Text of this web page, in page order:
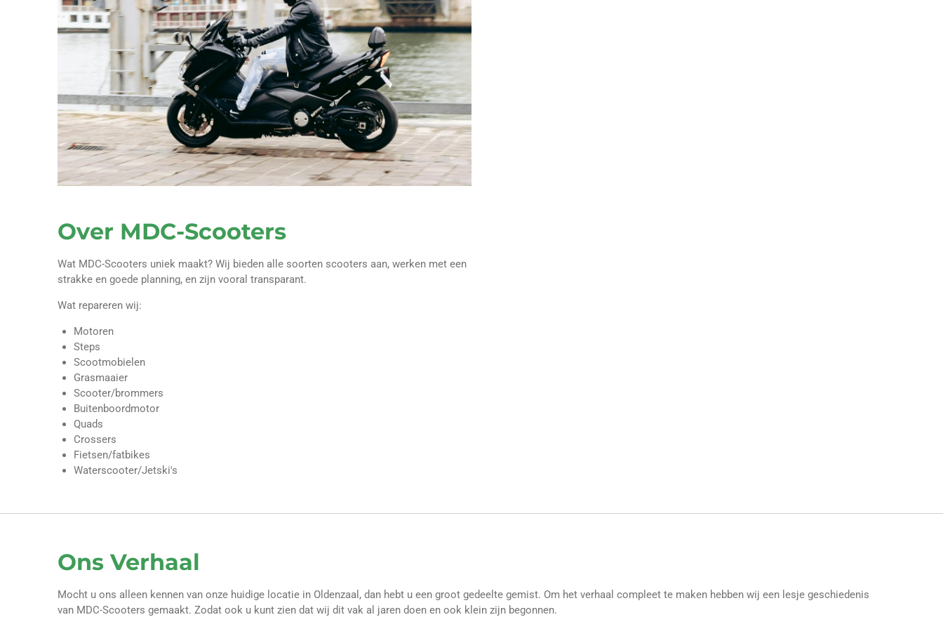
Over MDC-Scooters
Wat MDC-Scooters uniek maakt? Wij bieden alle soorten scooters aan, werken met een
strakke en goede planning, en zijn vooral transparant.
Wat repareren wij:
Motoren
Steps
Scootmobielen
Grasmaaier
Scooter/brommers
Buitenboordmotor
Quads
Crossers
Fietsen/fatbikes
Waterscooter/Jetski's
Ons Verhaal
Mocht u ons alleen kennen van onze huidige locatie in Oldenzaal, dan hebt u een groot gedeelte gemist. Om het verhaal compleet te maken hebben wij een lesje geschiedenis
van MDC-Scooters gemaakt. Zodat ook u kunt zien dat wij dit vak al jaren doen en ook klein zijn begonnen.